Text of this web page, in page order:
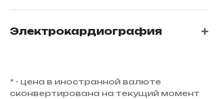
Электрокардиография
* - цена в иностранной валюте
сконвертирована на текущий момент